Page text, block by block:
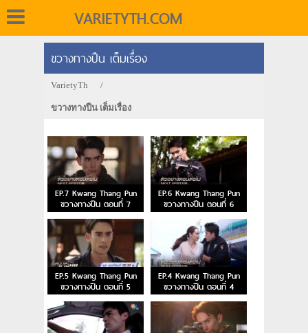
VARIETYTH.COM
ขวางทางปืน เต็มเรื่อง
VarietyTh /
ขวางทางปืน เต็มเรื่อง
EP.7 Kwang Thang Pun
ขวางทางปืน ตอนที่ 7
EP.6 Kwang Thang Pun
ขวางทางปืน ตอนที่ 6
EP.5 Kwang Thang Pun
ขวางทางปืน ตอนที่ 5
EP.4 Kwang Thang Pun
ขวางทางปืน ตอนที่ 4